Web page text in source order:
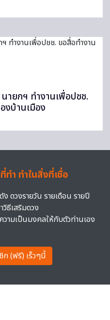
ยกฯ ทำงานเพื่อปชช.
งบ้านเมือง
ทำ ทำในสิ่งที่เชื่อ
ดวงรายวัน รายเดือน รายปี
ธีเสริมดวง
ามเป็นมงคลให้กับตัวท่านเอง
ก (ฟรี) เร็วๆนี้